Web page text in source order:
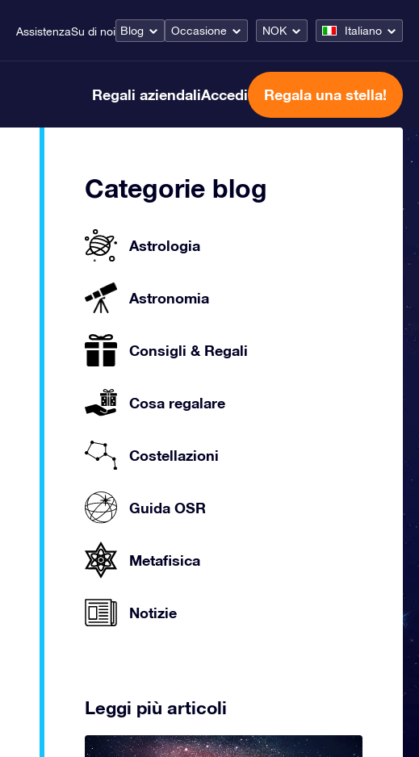
AssistenzaSu di noi Blog Occasione NOK Italiano
Regali aziendaliAccedi Regala una stella!
Categorie blog
Astrologia
Astronomia
Consigli & Regali
Cosa regalare
Costellazioni
Guida OSR
Metafisica
Notizie
Leggi più articoli